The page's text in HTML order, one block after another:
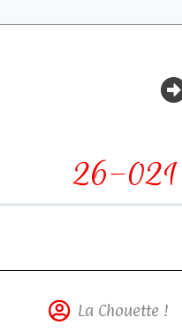
26-
La Chouette !